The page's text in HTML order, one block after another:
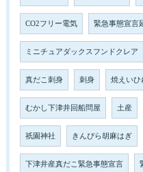
CO2フリー電気 緊急事態宣言
ミニチュアダックスフンドクレア
真だこ刺身 刺身 焼えいひ
むかし下津井回船問屋 土産
祇園神社 きんぴら胡麻はぎ
下津井産真だこ緊急事態宣言